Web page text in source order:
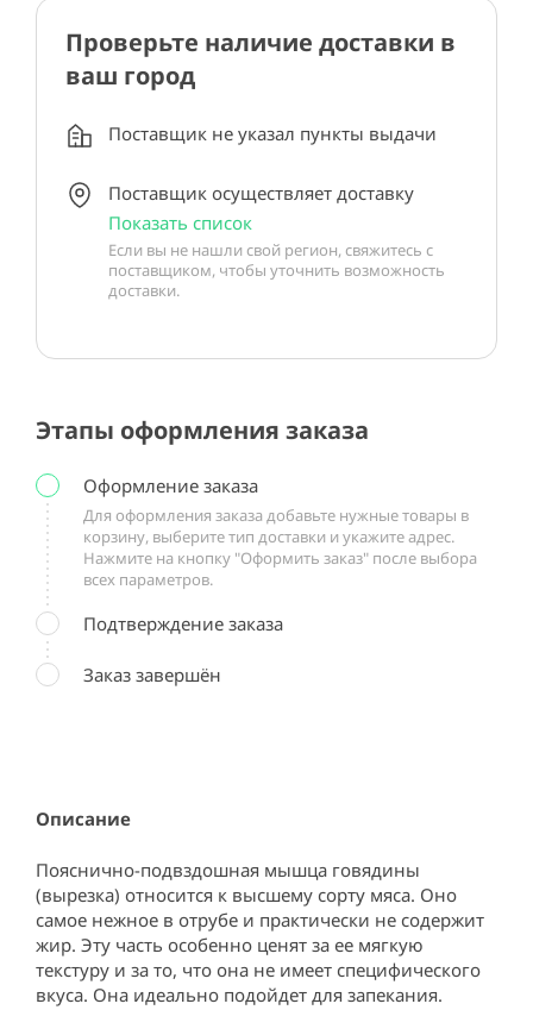
Описание
Пояснично-подвздошная мышца говядины
(вырезка) относится к высшему сорту мяса. Оно
самое нежное в отрубе и практически не содержит
жир. Эту часть особенно ценят за ее мягкую
текстуру и за то, что она не имеет специфического
вкуса. Она идеально подойдет для запекания.
Проверьте наличие доставки в
ваш город
Поставщик не указал пункты выдачи
Поставщик осуществляет доставку
Показать список
Если вы не нашли свой регион, свяжитесь с
поставщиком, чтобы уточнить возможность
доставки.
Этапы оформления заказа
Оформление заказа
Для оформления заказа добавьте нужные товары в
корзину, выберите тип доставки и укажите адрес.
Нажмите на кнопку "Оформить заказ" после выбора
всех параметров.
Подтверждение заказа
Заказ завершён